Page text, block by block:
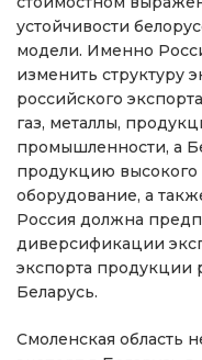
устойчивости
модели. Именно
изменить структуру
российского
газ, металлы,
промышленности, а
продукцию
оборудование, а
Россия должна
диверсификации
экспорта продукции
Беларусь.
Смоленская область